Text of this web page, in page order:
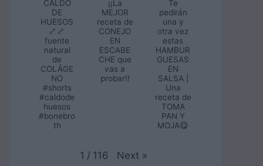
CALDO
DE
HUESOS
🦴🦴
fuente
natural
de
COLÁGE
NO
#shorts
#caldode
huesos
#bonebro
th
¡¡La
MEJOR
receta de
CONEJO
EN
ESCABE
CHE que
vas a
probar!!
Te
pedirán
una y
otra vez
estas
HAMBUR
GUESAS
EN
SALSA |
Una
receta de
TOMA
PAN Y
MOJA😋
1 / 116 Next »